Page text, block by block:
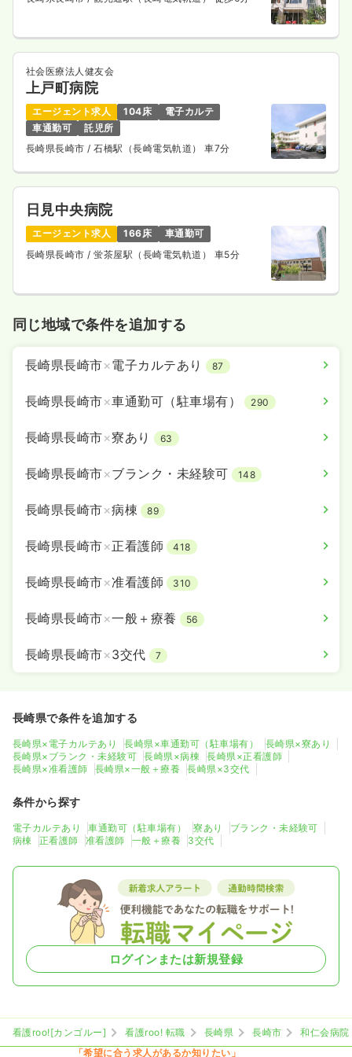
日勤のみ（常勤） 一時募集休止
21.0〜26.0
※一例
時間
8:50～17:00
日祝休み
オンコールあり ブランク可
月給26万円以上可
詳細を見る
その他正看護師 一般＋療養
一時募集休止
※一例
時間 8:40～17:00 （休憩60分）
社会医療法人健友会
上戸町病院
エージェント求人 104床
電子カルテ
車通勤可
託児所
長崎県長崎市/ 石橋駅（長崎電気軌道） 車7分
日見中央病院
エージェント求人 166床
車通勤可
長崎県長崎市 / 蛍茶屋駅（長崎電気軌道） 車5分
同じ地域で条件を追加する
長崎県長崎市×電子カルテあり 87
長崎県長崎市×車通勤可（駐車場有） 290
長崎県長崎市×寮あり 63
長崎県長崎市×ブランク・未経験可 148
長崎県長崎市×病棟 89
長崎県長崎市×正看護師 418
長崎県長崎市×准看護師 310
長崎県長崎市×一般＋療養 56
長崎県長崎市×3交代 7
長崎県で条件を追加する
長崎県×電子カルテあり 長崎県×車通勤可（駐車場有）
長崎県×寮あり
長崎県×ブランク・未経験可
長崎県×病棟
長崎県×正看護師
長崎県×准看護師
長崎県×一般＋療養 長崎県×3交代
条件から探す
電子カルテあり 車通勤可（駐車場有） 寮あり
ブランク・未経験可
病棟
正看護師 准看護師 一般＋療養 3交代
ログインまたは新規登録
看護roo![カンゴルー] 看護roo! 転職 長崎県 長崎市
和仁会病院
「希望に合う求人があるか知りたい」